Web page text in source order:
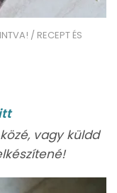
/ RECEPT ÉS
vagy küldd